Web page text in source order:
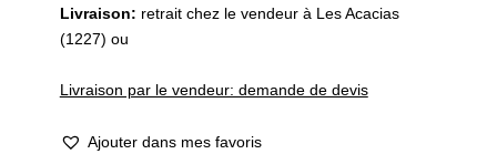
Livraison: retrait chez le vendeur à Les Acacias
(1227) ou
Livraison par le vendeur: demande de devis
Ajouter dans mes favoris